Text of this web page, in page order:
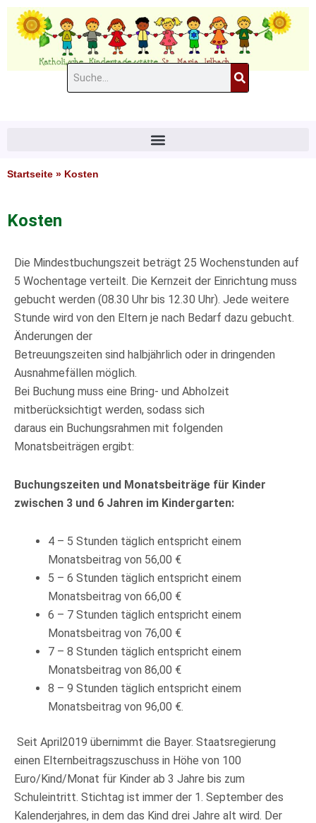
Zum
Inhalt
springen
Suche
Startseite » Kosten
Kosten
Die Mindestbuchungszeit beträgt 25 Wochenstunden auf
5 Wochentage verteilt. Die Kernzeit der Einrichtung muss
gebucht werden (08.30 Uhr bis 12.30 Uhr). Jede weitere
Stunde wird von den Eltern je nach Bedarf dazu gebucht.
Änderungen der
Betreuungszeiten sind halbjährlich oder in dringenden
Ausnahmefällen möglich.
Bei Buchung muss eine Bring- und Abholzeit
mitberücksichtigt werden, sodass sich
daraus ein Buchungsrahmen mit folgenden
Monatsbeiträgen ergibt:
Buchungszeiten und Monatsbeiträge für Kinder
zwischen 3 und 6 Jahren im Kindergarten:
4 – 5 Stunden täglich entspricht einem
Monatsbeitrag von 56,00 €
5 – 6 Stunden täglich entspricht einem
Monatsbeitrag von 66,00 €
6 – 7 Stunden täglich entspricht einem
Monatsbeitrag von 76,00 €
7 – 8 Stunden täglich entspricht einem
Monatsbeitrag von 86,00 €
8 – 9 Stunden täglich entspricht einem
Monatsbeitrag von 96,00 €.
Seit April2019 übernimmt die Bayer. Staatsregierung
einen Elternbeitragszuschuss in Höhe von 100
Euro/Kind/Monat für Kinder ab 3 Jahre bis zum
Schuleintritt. Stichtag ist immer der 1. September des
Kalenderjahres, in dem das Kind drei Jahre alt wird. Der